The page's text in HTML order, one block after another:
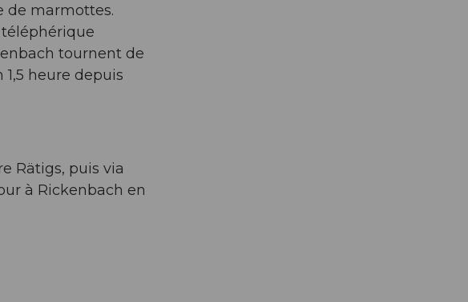
de marmottes.
tournent de
heure depuis
Rätigs, puis via
à Rickenbach en